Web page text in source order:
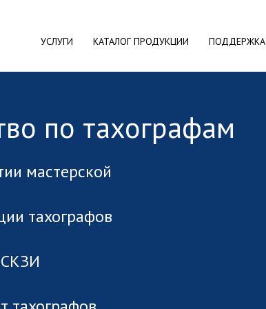
УСЛУГИ КАТАЛОГ ПРОДУКЦИИ ПОДДЕРЖКА
по тахографам
мастерской
тахографов